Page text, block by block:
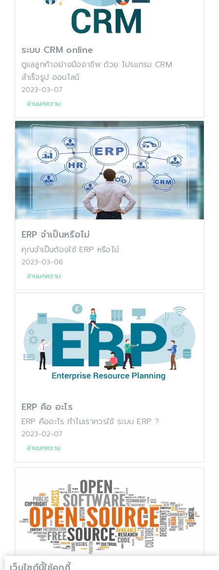
ระบบ CRM online
ดูแลลูกค้าอย่างมืออาชีพ ด้วย โปรแกรม CRM
สำเร็จรูป ออนไลน์
2023-03-07
อ่านบทความ
ERP จำเป็นหรือไม่
คุณจำเป็นต้องใช้ ERP หรือไม่
2023-03-06
อ่านบทความ
ERP คือ อะไร
ERP คืออะไร ทำไมเราควรใช้ ระบบ ERP ?
2023-02-07
อ่านบทความ